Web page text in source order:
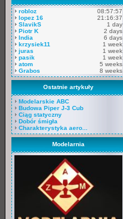
robloz
08:57:57
lopez 16
21:16:37
SlavikS
1 day
Piotr K
2 days
India
6 days
krzysiek11
1 week
juras
1 week
pasik
1 week
atom
5 weeks
Grabos
8 weeks
Ostatnie artykuły
Modelarskie ABC
Budowa Piper J-3 Cub
Ciąg statyczny
Dobór śmigła
Charakterystyka aero...
Modelarnia